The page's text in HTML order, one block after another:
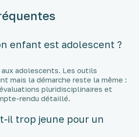
enfant est adolescent ?
adolescents. Les outils
mais la démarche reste la même :
pluridisciplinaires et
rendu détaillé.
il trop jeune pour un